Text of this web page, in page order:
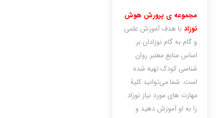
مجموعه ی پرورش هوش
نوزاد با هدف آموزش علمی
و گام به گام نوزادان بر
اساس منابع معتبر روان
شناسی کودک تهیه شده
است. شما می‌توانید کلیۀ
مهارت های مورد نیاز نوزاد
را به او آموزش دهید و